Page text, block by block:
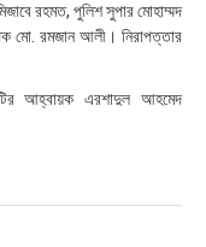
রহমত, পুলিশ সুপার মোহাম্মদ
মো. রমজান আলী। নিরাপত্তার
আহ্বায়ক এরশাদুল আহমেদ